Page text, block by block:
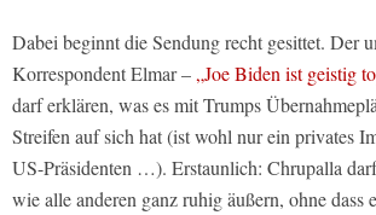
Dabei beginnt die Sendung recht gesittet. Der
Korrespondent Elmar – „Joe Biden ist geistig
darf erklären, was es mit Trumps
Streifen auf sich hat (ist wohl nur ein privates
US-Präsidenten …). Erstaunlich: Chrupalla
wie alle anderen ganz ruhig äußern, ohne dass